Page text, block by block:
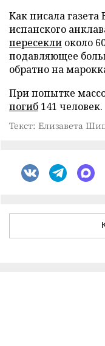
Как писала
испанского
пересекли около
подавляющее
обратно на
При попытке
погиб 141 человек.
Текст: Елизавета